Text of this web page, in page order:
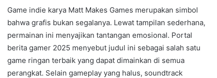
Game indie karya Matt Makes Games merupakan simbol
bahwa grafis bukan segalanya. Lewat tampilan sederhana,
permainan ini menyajikan tantangan emosional. Portal
berita gamer 2025 menyebut judul ini sebagai salah satu
game ringan terbaik yang dapat dimainkan di semua
perangkat. Selain gameplay yang halus, soundtrack